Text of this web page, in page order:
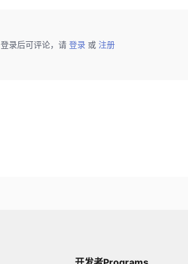
登录后可评论，请 登录 或 注册